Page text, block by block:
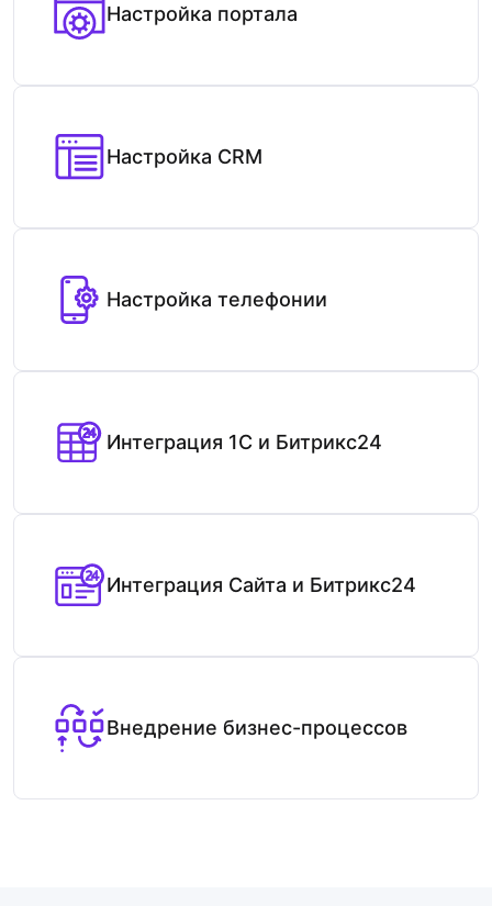
Настройка портала
Настройка CRM
Настройка телефонии
Интеграция 1С и Битрикс24
Интеграция Сайта и Битрикс24
Внедрение бизнес-процессов